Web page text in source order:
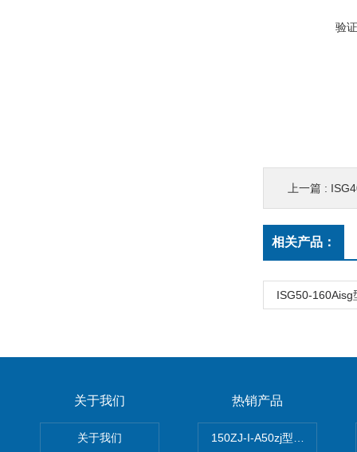
验
上一篇 :
相关产品：
ISG50-160Aisg
关于我们
关于我们
热销产品
150ZJ-I-A50zj型渣浆泵